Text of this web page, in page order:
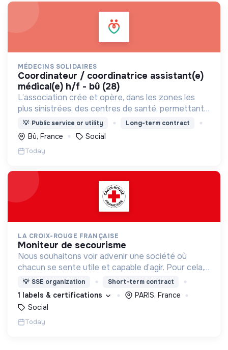
MÉDECINS SOLIDAIRES
coordinateur / coordinatrice assistant(e)
médical(e) h/f - bû (28)
L’association crée et opère, dans les zones les
plus sinistrées, des centres de santé, permettant
aux populations de retrouver une porte à laquelle
frapper lorsque le besoin médical survient.
💡 Public service or utility Long-term contract
Bû, France Social
Today
LA CROIX-ROUGE FRANÇAISE
moniteur de secourisme
Nous souhaitons voir advenir une société où
chacun se sente utile et capable d’agir. Pour cela,
nous proposons des moyens et des lieux
d’engagement innovants et adaptés à tous.
💡 SSE organization Short-term contract
1 labels & certifications
PARIS, France
Social
Today